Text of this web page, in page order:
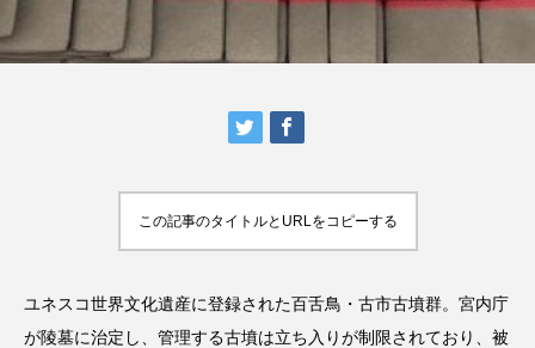
この記事のタイトルとURLをコピーする
ユネスコ世界文化遺産に登録された百舌鳥・古市古墳群。宮内庁
が陵墓に治定し、管理する古墳は立ち入りが制限されており、被